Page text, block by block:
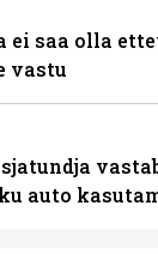
ei saa olla
vastu
auto